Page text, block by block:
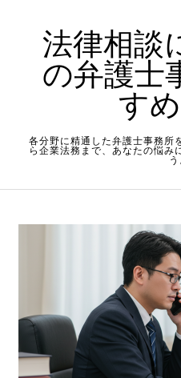
法律相談
の弁護士
す
各分野に精通した弁護士事務所
ら企業法務まで、あなたの悩み
う